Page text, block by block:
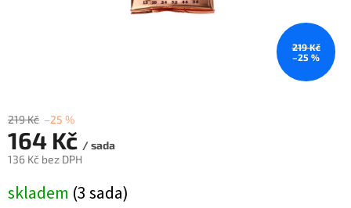
219 Kč
–25 %
219 Kč –25 %
164 Kč / sada
136 Kč bez DPH
cena:
skladem (3 sada)